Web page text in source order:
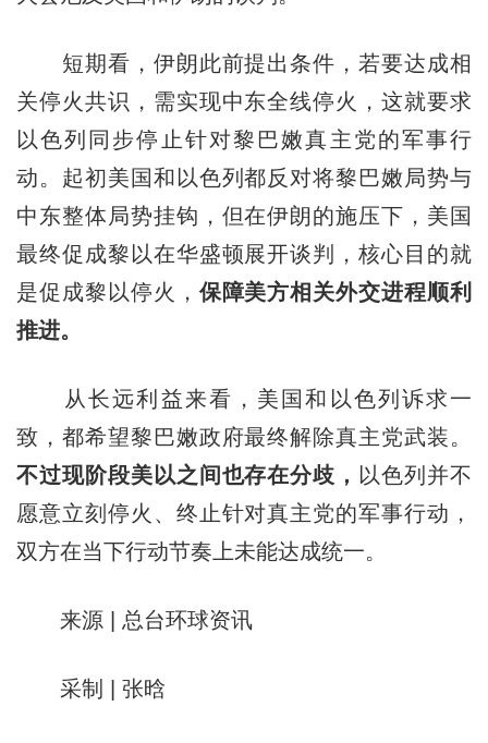
短期看，伊朗此前提出条件，若要达成相
关停火共识，需实现中东全线停火，这就要求
以色列同步停止针对黎巴嫩真主党的军事行
动。起初美国和以色列都反对将黎巴嫩局势与
中东整体局势挂钩，但在伊朗的施压下，美国
最终促成黎以在华盛顿展开谈判，核心目的就
是促成黎以停火， 保障美方相关外交进程顺利
推进。
从长远利益来看，美国和以色列诉求一
致，都希望黎巴嫩政府最终解除真主党武装。
不过现阶段美以之间也存在分歧， 以色列并不
愿意立刻停火、终止针对真主党的军事行动，
双方在当下行动节奏上未能达成统一。
来源 | 总台环球资讯
采制 | 张晗